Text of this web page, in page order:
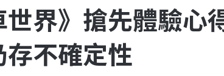
世界》搶先體驗心
不確定性